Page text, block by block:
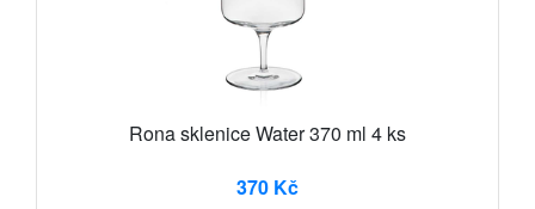
Rona sklenice Water 370 ml 4 ks
370 Kč